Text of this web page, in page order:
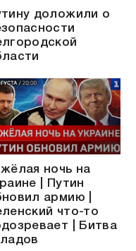
доложили о
ночь на
| Путин
армию |
что-то
| Битва